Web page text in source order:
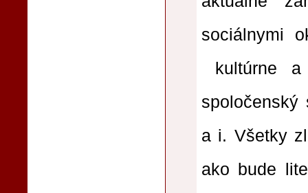
sociálnymi
kultúrne a
spoločenský
a i. Všetky
ako bude